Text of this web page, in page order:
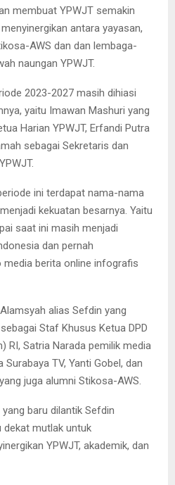
membuat YPWJT semakin
antara yayasan,
AWS dan dan lembaga-
naungan YPWJT.
2023-2027 masih dihiasi
yaitu Imawan Mashuri yang
Harian YPWJT, Erfandi Putra
sebagai Sekretaris dan
ini terdapat nama-nama
kekuatan besarnya. Yaitu
saat ini masih menjadi
dan pernah
berita online infografis
alias Sefdin yang
Staf Khusus Ketua DPD
RI, Satria Narada pemilik media
TV, Yanti Gobel, dan
juga alumni Stikosa-AWS.
baru dilantik Sefdin
dekat mutlak untuk
YPWJT, akademik, dan